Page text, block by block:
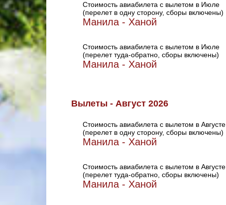
Стоимость авиабилета с вылетом в Июле
(перелет в одну сторону, сборы включены)
Манила - Ханой
Стоимость авиабилета с вылетом в Июле
(перелет туда-обратно, сборы включены)
Манила - Ханой
Вылеты - Август 2026
Стоимость авиабилета с вылетом в Августе
(перелет в одну сторону, сборы включены)
Манила - Ханой
Стоимость авиабилета с вылетом в Августе
(перелет туда-обратно, сборы включены)
Манила - Ханой